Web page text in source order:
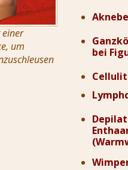
einer
um
bei